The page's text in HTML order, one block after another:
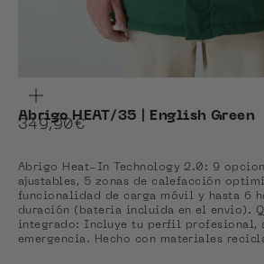
Abrigo HEAT/35 | English Green
Precio de oferta
349,90€
Abrigo Heat-In Technology 2.0: 9
ajustables, 5 zonas de calefacción
funcionalidad de carga móvil y hasta 6
duración (bateria incluida en el envio).
integrado: Incluye tu perfil profesional,
emergencia. Hecho con materiales